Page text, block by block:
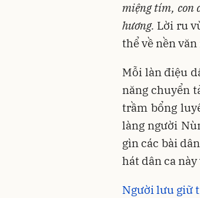
miệng tím, con
hương. Lời ru
thể về nền
Mỗi làn điệu
năng chuyển
trầm bổng
làng người
gìn các bài
hát dân ca
Người lưu giữ